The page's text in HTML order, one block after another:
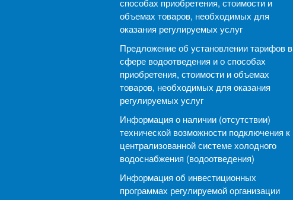
способах приобретения, стоимости и
объемах товаров, необходимых для
оказания регулируемых услуг
Предложение об установлении тарифов в
сфере водоотведения и о способах
приобретения, стоимости и объемах
товаров, необходимых для оказания
регулируемых услуг
Информация о наличии (отсутствии)
технической возможности подключения к
централизованной системе холодного
водоснабжения (водоотведения)
Информация об инвестиционных
программах регулируемой организации